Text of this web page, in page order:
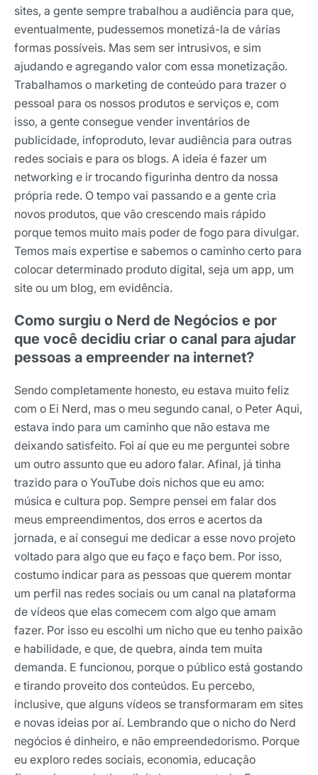
sites, a gente sempre trabalhou a audiência para que,
eventualmente, pudessemos monetizá-la de várias
formas possíveis. Mas sem ser intrusivos, e sim
ajudando e agregando valor com essa monetização.
Trabalhamos o marketing de conteúdo para trazer o
pessoal para os nossos produtos e serviços e, com
isso, a gente consegue vender inventários de
publicidade, infoproduto, levar audiência para outras
redes sociais e para os blogs. A ideia é fazer um
networking e ir trocando figurinha dentro da nossa
própria rede. O tempo vai passando e a gente cria
novos produtos, que vão crescendo mais rápido
porque temos muito mais poder de fogo para divulgar.
Temos mais expertise e sabemos o caminho certo para
colocar determinado produto digital, seja um app, um
site ou um blog, em evidência.
Como surgiu o Nerd de Negócios e por
que você decidiu criar o canal para ajudar
pessoas a empreender na internet?
Sendo completamente honesto, eu estava muito feliz
com o Ei Nerd, mas o meu segundo canal, o Peter Aqui,
estava indo para um caminho que não estava me
deixando satisfeito. Foi aí que eu me perguntei sobre
um outro assunto que eu adoro falar. Afinal, já tinha
trazido para o YouTube dois nichos que eu amo:
música e cultura pop. Sempre pensei em falar dos
meus empreendimentos, dos erros e acertos da
jornada, e aí consegui me dedicar a esse novo projeto
voltado para algo que eu faço e faço bem. Por isso,
costumo indicar para as pessoas que querem montar
um perfil nas redes sociais ou um canal na plataforma
de vídeos que elas comecem com algo que amam
fazer. Por isso eu escolhi um nicho que eu tenho paixão
e habilidade, e que, de quebra, ainda tem muita
demanda. E funcionou, porque o público está gostando
e tirando proveito dos conteúdos. Eu percebo,
inclusive, que alguns vídeos se transformaram em sites
e novas ideias por aí. Lembrando que o nicho do Nerd
negócios é dinheiro, e não empreendedorismo. Porque
eu exploro redes sociais, economia, educação